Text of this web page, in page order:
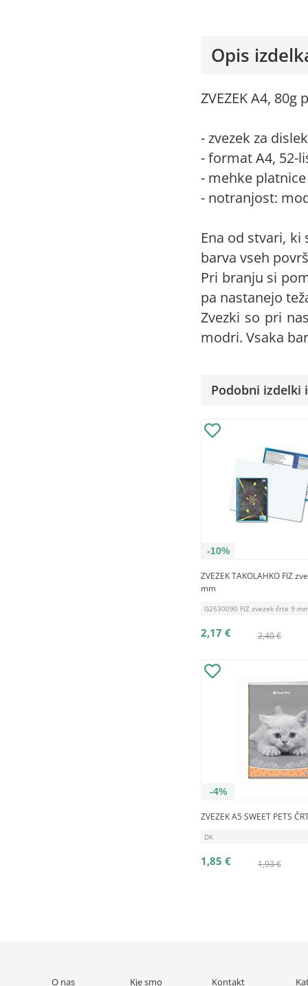
Opis
ZVEZEK A4,
- zvezek za
- format A4, 52-
- mehke
- notranjost:
Ena od stvari,
barva vseh
Pri branju si
pa nastanejo
Zvezki so pri
modri. Vsaka
Podobni izdelki
-10%
ZVEZEK TAKOLAHKO FIZ
mm
G2530090 FIZ zvezek črte 9
2,40 €
2,17 €
-4%
ZVEZEK A5 SWEET PETS
DK
1,93 €
1,85 €
O nas Kje smo Kontakt